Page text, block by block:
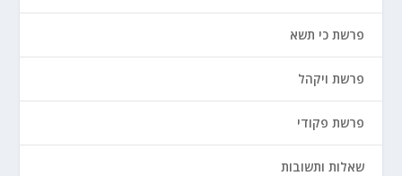
פרשת כי תשא
פרשת ויקהל
פרשת פקודי
שאלות ותשובות